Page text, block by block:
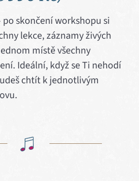
skončení workshopu si
lekce, záznamy živých
místě všechny
Ideální, když se Ti nehodí
chtít k jednotlivým